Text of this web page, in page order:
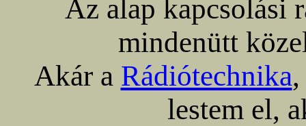
Az alap kapcsolási
mindenütt
Akár a Rádiótechnika
lestem el,